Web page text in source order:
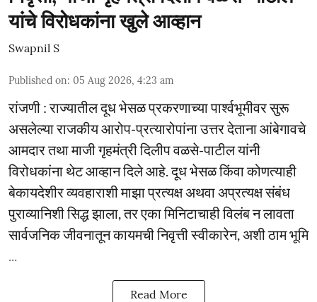
यांचे विरोधकांना खुले आव्हान
Swapnil S
Published on: 05 Aug 2026, 4:23 am
रांजणी : राज्यातील दूध भेसळ प्रकरणाच्या पार्श्वभूमीवर सुरू
असलेल्या राजकीय आरोप-प्रत्यारोपांना उत्तर देताना आंबेगावचे
आमदार तथा माजी गृहमंत्री दिलीप वळसे-पाटील यांनी
विरोधकांना थेट आव्हान दिले आहे. दूध भेसळ किंवा कोणत्याही
बेकायदेशीर व्यवहाराशी माझा प्रत्यक्ष अथवा अप्रत्यक्ष संबंध
पुराव्यानिशी सिद्ध झाला, तर एका मिनिटाचाही विलंब न लावता
सार्वजनिक जीवनातून कायमची निवृत्ती स्वीकारेन, अशी ठाम भूमि
Read More